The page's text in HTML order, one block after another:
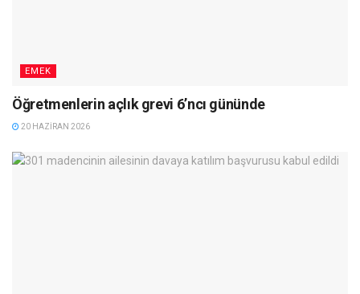
EMEK
Öğretmenlerin açlık grevi 6’ncı gününde
20 HAZIRAN 2026